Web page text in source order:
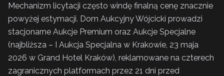
Mechanizm licytacji często windę finalną cenę znacznie
powyżej estymacji. Dom Aukcyjny Wójcicki prowadzi
stacjonarne Aukcje Premium oraz Aukcje Specjalne
(najbliższa – I Aukcja Specjalna w Krakowie, 23 maja
2026 w Grand Hotel Kraków), reklamowane na czterech
zagranicznych platformach przez 21 dni przed